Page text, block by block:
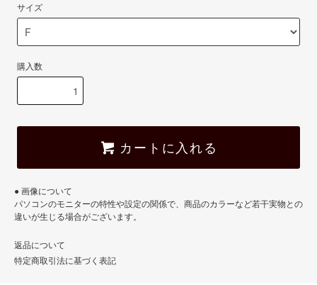
サイズ
購入数
カートに入れる
● 画像について
パソコンのモニターの特性や設定の関係で、商品のカラーなど若干実物との
違いが生じる場合がございます。
返品について
特定商取引法に基づく表記